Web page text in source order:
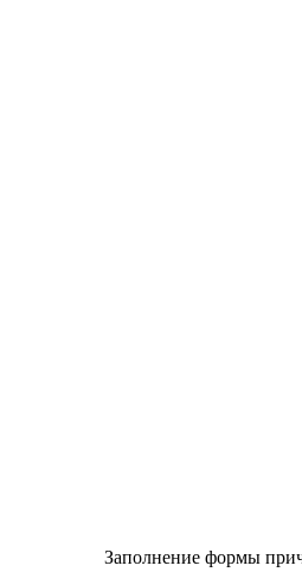
Заполнение формы